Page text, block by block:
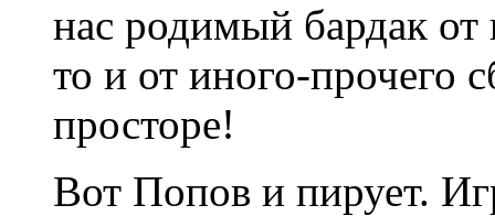
нас родимый бардак
то и от иного-прочего
просторе!
Вот Попов и пирует.